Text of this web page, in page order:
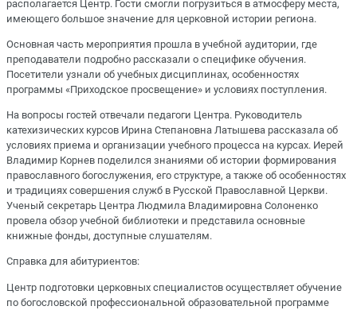
располагается Центр. Гости смогли погрузиться в атмосферу места,
имеющего большое значение для церковной истории региона.
Основная часть мероприятия прошла в учебной аудитории, где
преподаватели подробно рассказали о специфике обучения.
Посетители узнали об учебных дисциплинах, особенностях
программы «Приходское просвещение» и условиях поступления.
На вопросы гостей отвечали педагоги Центра. Руководитель
катехизических курсов Ирина Степановна Латышева рассказала об
условиях приема и организации учебного процесса на курсах. Иерей
Владимир Корнев поделился знаниями об истории формирования
православного богослужения, его структуре, а также об особенностях
и традициях совершения служб в Русской Православной Церкви.
Ученый секретарь Центра Людмила Владимировна Солоненко
провела обзор учебной библиотеки и представила основные
книжные фонды, доступные слушателям.
Справка для абитуриентов:
Центр подготовки церковных специалистов осуществляет обучение
по богословской профессиональной образовательной программе